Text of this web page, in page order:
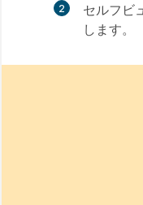
セルフビ
します。